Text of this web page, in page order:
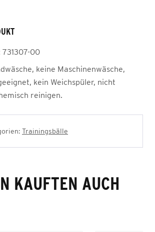
731307-00
keine Maschinenwäsche,
kein Weichspüler, nicht
reinigen.
Trainingsbälle
KAUFTEN AUCH